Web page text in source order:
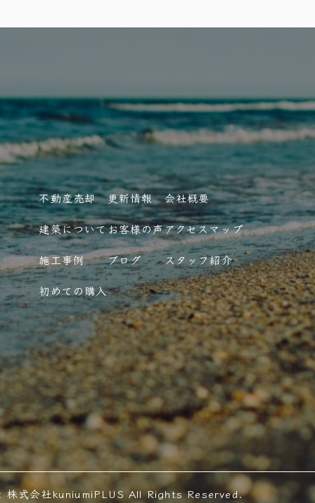
不動産売却
建築について
施工事例
初めての購入
更新情報
お客様の声
ブログ
会社概要
アクセスマップ
スタッフ紹介
式会社kuniumiPLUS All Rights Reserved.